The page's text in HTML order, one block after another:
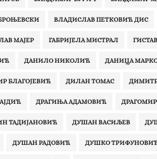
ВЛАДИСЛАВ ПЕТКОВИЋ ДИС
МАЈЕР ГАБРИЈЕЛА МИСТРАЛ
ДАНИЛО НИКОЛИЋ ДАНИЦА
БЛАГОЈЕВИЋ ДИЛАН ТОМАС
ДРАГИЊА АДАМОВИЋ‎
ТАДИЈАНОВИЋ ДУШАН ВАСИЉЕВ
ДУШАН РАДОВИЋ ДУШКО